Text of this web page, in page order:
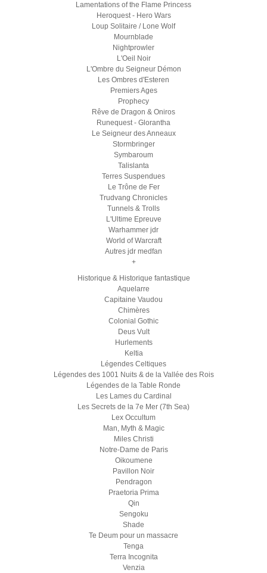
Lamentations of the Flame Princess
Heroquest - Hero Wars
Loup Solitaire / Lone Wolf
Mournblade
Nightprowler
L'Oeil Noir
L'Ombre du Seigneur Démon
Les Ombres d'Esteren
Premiers Ages
Prophecy
Rêve de Dragon & Oniros
Runequest - Glorantha
Le Seigneur des Anneaux
Stormbringer
Symbaroum
Talislanta
Terres Suspendues
Le Trône de Fer
Trudvang Chronicles
Tunnels & Trolls
L'Ultime Epreuve
Warhammer jdr
World of Warcraft
Autres jdr medfan
+
Historique & Historique fantastique
Aquelarre
Capitaine Vaudou
Chimères
Colonial Gothic
Deus Vult
Hurlements
Keltia
Légendes Celtiques
Légendes des 1001 Nuits & de la Vallée des Rois
Légendes de la Table Ronde
Les Lames du Cardinal
Les Secrets de la 7e Mer (7th Sea)
Lex Occultum
Man, Myth & Magic
Miles Christi
Notre-Dame de Paris
Oikoumene
Pavillon Noir
Pendragon
Praetoria Prima
Qin
Sengoku
Shade
Te Deum pour un massacre
Tenga
Terra Incognita
Venzia